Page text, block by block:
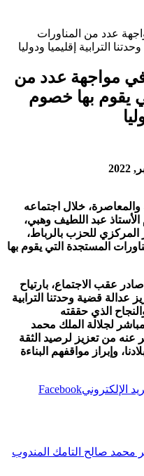
عدد من المناورات
الترابية إقليميا ودوليا
في مواجهة عدد من
يقوم بها خصوم
خلال اجتماعه
الأستاذ عبد اللطيف وهبي،
6 شتنبر 2022 بالمقر المركزي للحزب بالرباط،
المستجدة التي يقوم بها
عقب الاجتماع، بارتياح
عدالة قضية وحدتنا الترابية
الذي حققته
لجلالة الملك محمد
من تعزيز لرصيد الثقة
وإبراز مواقفهم البناءة
الإلكترونيFacebook
صالح التامك المندوب